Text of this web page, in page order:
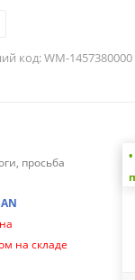
код:WM-1457380000
просьба
на складе